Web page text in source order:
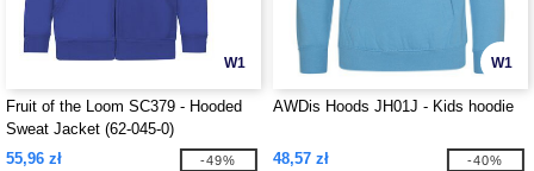
W1
Fruit of the Loom SC379 - Hooded
Sweat Jacket (62-045-0)
55,96 zł
-49%
W1
AWDis Hoods JH01J - Kids hoodie
48,57 zł -40%